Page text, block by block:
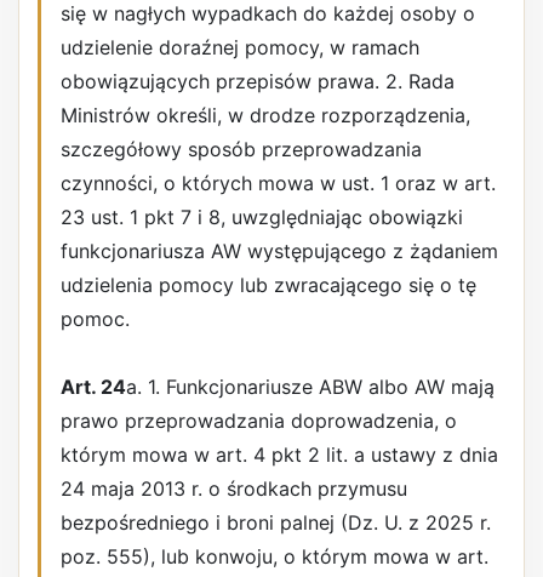
się w nagłych wypadkach do każdej osoby o
udzielenie doraźnej pomocy, w ramach
obowiązujących przepisów prawa. 2. Rada
Ministrów określi, w drodze rozporządzenia,
szczegółowy sposób przeprowadzania
czynności, o których mowa w ust. 1 oraz w art.
23 ust. 1 pkt 7 i 8, uwzględniając obowiązki
funkcjonariusza AW występującego z żądaniem
udzielenia pomocy lub zwracającego się o tę
pomoc.
Art. 24a. 1. Funkcjonariusze ABW albo AW mają
prawo przeprowadzania doprowadzenia, o
którym mowa w art. 4 pkt 2 lit. a ustawy z dnia
24 maja 2013 r. o środkach przymusu
bezpośredniego i broni palnej (Dz. U. z 2025 r.
poz. 555), lub konwoju, o którym mowa w art.